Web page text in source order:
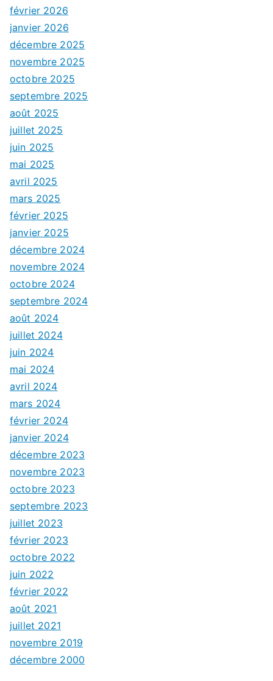
février 2026
janvier 2026
décembre 2025
novembre 2025
octobre 2025
septembre 2025
août 2025
juillet 2025
juin 2025
mai 2025
avril 2025
mars 2025
février 2025
janvier 2025
décembre 2024
novembre 2024
octobre 2024
septembre 2024
août 2024
juillet 2024
juin 2024
mai 2024
avril 2024
mars 2024
février 2024
janvier 2024
décembre 2023
novembre 2023
octobre 2023
septembre 2023
juillet 2023
février 2023
octobre 2022
juin 2022
février 2022
août 2021
juillet 2021
novembre 2019
décembre 2000